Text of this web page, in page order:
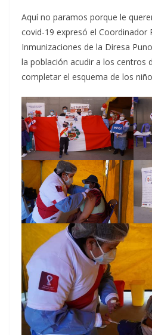
Aquí no paramos porque le
covid-19 expresó el Coordinador
Inmunizaciones de la Diresa
la población acudir a los centros
completar el esquema de los